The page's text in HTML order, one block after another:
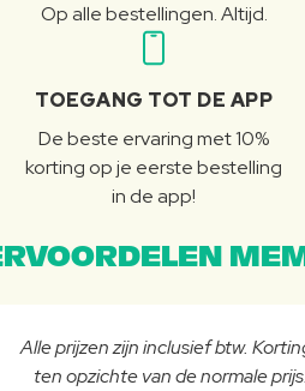
Op alle bestellingen. Altijd.
TOEGANG TOT DE APP
De beste ervaring met 10%
korting op je eerste bestelling
in de app!
Alle prijzen zijn inclusief btw.
ten opzichte van de normale